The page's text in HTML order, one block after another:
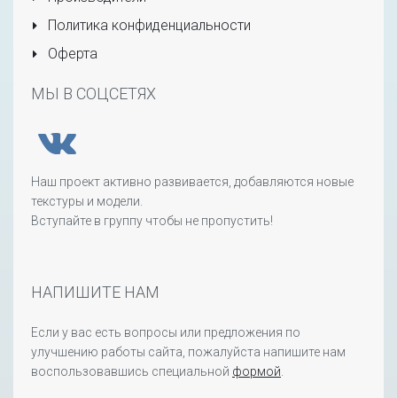
Политика конфиденциальности
Оферта
МЫ В СОЦСЕТЯХ
Наш проект активно развивается, добавляются новые
текстуры и модели.
Вступайте в группу чтобы не пропустить!
НАПИШИТЕ НАМ
Если у вас есть вопросы или предложения по
улучшению работы сайта, пожалуйста напишите нам
воспользовавшись специальной формой.